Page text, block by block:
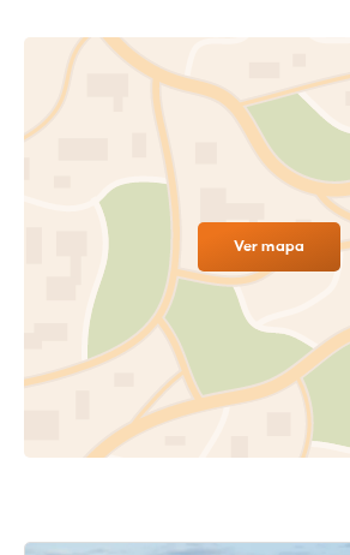
Ver mapa